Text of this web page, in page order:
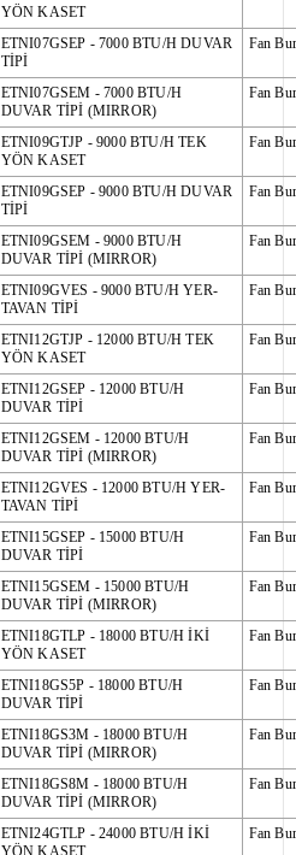
YÖN KASET
ETNI07GSEP - 7000 BTU/H DUVAR
TİPİ
Fan
ETNI07GSEM - 7000 BTU/H
DUVAR TİPİ (MIRROR)
Fan
ETNI09GTJP - 9000 BTU/H TEK
YÖN KASET
Fan
ETNI09GSEP - 9000 BTU/H DUVAR
TİPİ
Fan
ETNI09GSEM - 9000 BTU/H
DUVAR TİPİ (MIRROR)
Fan
ETNI09GVES - 9000 BTU/H YER-
TAVAN TİPİ
Fan
ETNI12GTJP - 12000 BTU/H TEK
YÖN KASET
Fan
ETNI12GSEP - 12000 BTU/H
DUVAR TİPİ
Fan
ETNI12GSEM - 12000 BTU/H
DUVAR TİPİ (MIRROR)
Fan
ETNI12GVES - 12000 BTU/H YER-
TAVAN TİPİ
Fan
ETNI15GSEP - 15000 BTU/H
DUVAR TİPİ
Fan
ETNI15GSEM - 15000 BTU/H
DUVAR TİPİ (MIRROR)
Fan
ETNI18GTLP - 18000 BTU/H İKİ
YÖN KASET
Fan
ETNI18GS5P - 18000 BTU/H
DUVAR TİPİ
Fan
ETNI18GS3M - 18000 BTU/H
DUVAR TİPİ (MIRROR)
Fan
ETNI18GS8M - 18000 BTU/H
DUVAR TİPİ (MIRROR)
Fan
ETNI24GTLP - 24000 BTU/H İKİ
YÖN KASET
Fan